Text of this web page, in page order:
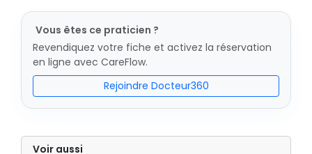
Vous êtes ce praticien ?
Revendiquez votre fiche et activez la réservation
en ligne avec CareFlow.
Rejoindre Docteur360
Voir aussi